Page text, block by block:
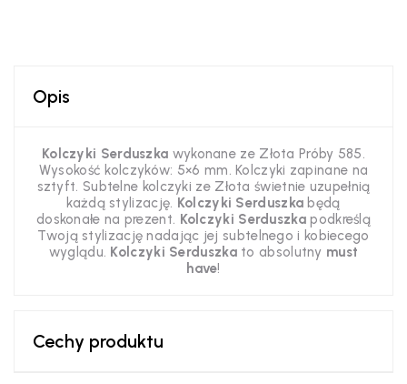
Opis
Kolczyki Serduszka wykonane ze Złota Próby 585.
Wysokość kolczyków: 5×6 mm. Kolczyki zapinane na
sztyft. Subtelne kolczyki ze Złota świetnie uzupełnią
każdą stylizację. Kolczyki Serduszka będą
doskonałe na prezent. Kolczyki Serduszka podkreślą
Twoją stylizację nadając jej subtelnego i kobiecego
wyglądu. Kolczyki Serduszka to absolutny must
have!
Cechy produktu